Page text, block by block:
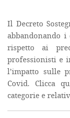
Il Decreto
abbandonando i
rispetto ai
professionisti e
l’impatto sulle
Covid. Clicca
categorie e